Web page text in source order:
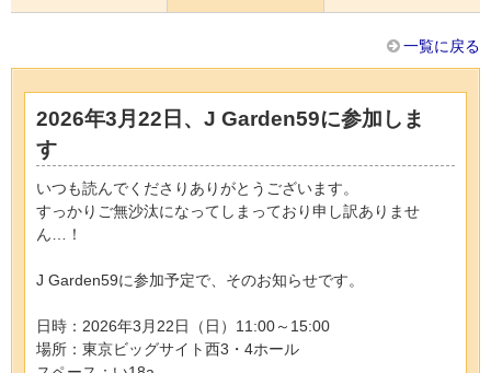
一覧に戻る
2026年3月22日、J Garden59に参加しま
す
いつも読んでくださりありがとうございます。
すっかりご無沙汰になってしまっており申し訳ありませ
ん…！
J Garden59に参加予定で、そのお知らせです。
日時：2026年3月22日（日）11:00～15:00
場所：東京ビッグサイト西3・4ホール